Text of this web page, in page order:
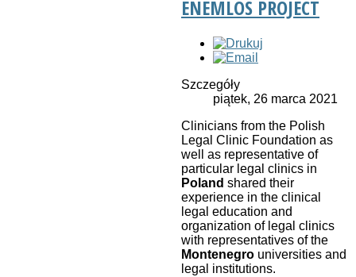
ENEMLOS PROJECT
Szczegóły
piątek, 26 marca 2021
Clinicians from the Polish
Legal Clinic Foundation as
well as representative of
particular legal clinics in
Poland shared their
experience in the clinical
legal education and
organization of legal clinics
with representatives of the
Montenegro universities and
legal institutions.